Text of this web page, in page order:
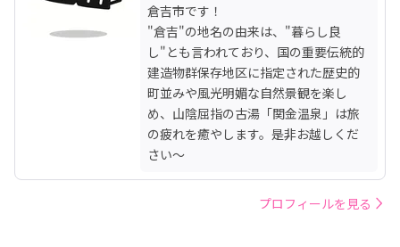
倉吉市です！
"倉吉"の地名の由来は、"暮らし良
し"とも言われており、国の重要伝統的
建造物群保存地区に指定された歴史的
町並みや風光明媚な自然景観を楽し
め、山陰屈指の古湯「関金温泉」は旅
の疲れを癒やします。是非お越しくだ
さい〜
プロフィールを見る